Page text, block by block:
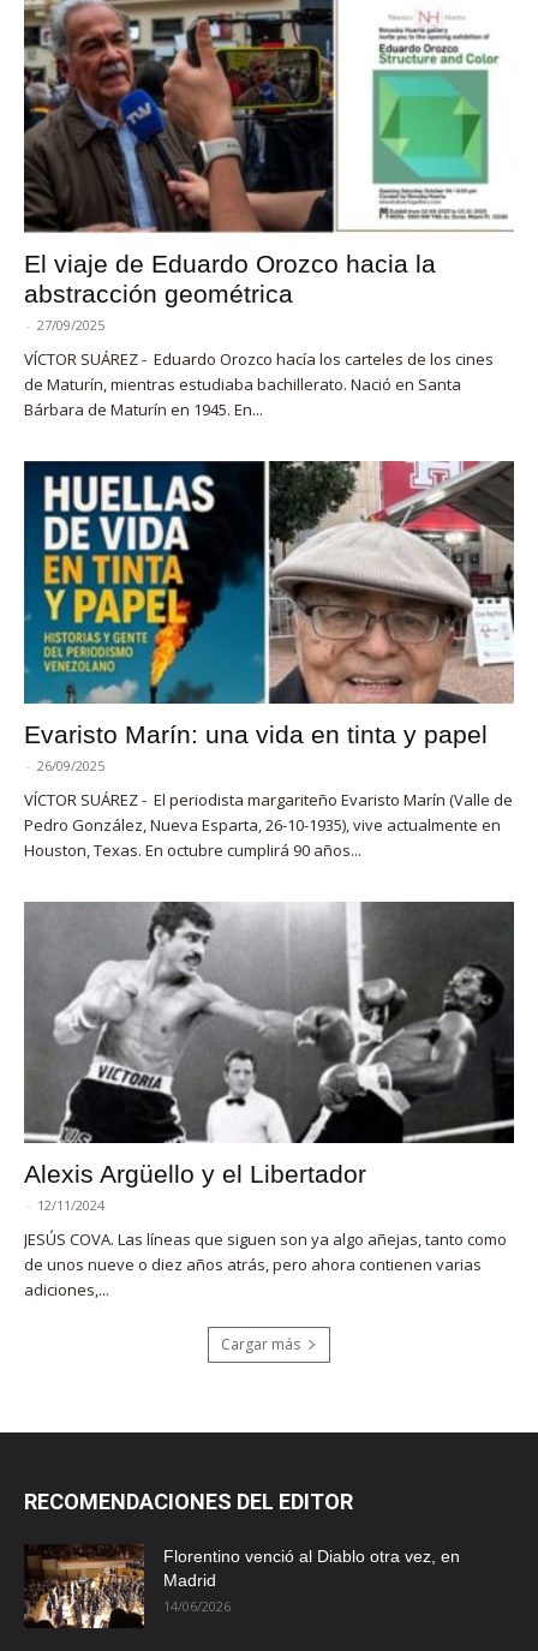
El viaje de Eduardo Orozco hacia la
abstracción geométrica
- 27/09/2025
VÍCTOR SUÁREZ - Eduardo Orozco hacía los carteles de los cines
de Maturín, mientras estudiaba bachillerato. Nació en Santa
Bárbara de Maturín en 1945. En...
Evaristo Marín: una vida en tinta y papel
- 26/09/2025
VÍCTOR SUÁREZ - El periodista margariteño Evaristo Marín (Valle de
Pedro González, Nueva Esparta, 26-10-1935), vive actualmente en
Houston, Texas. En octubre cumplirá 90 años...
Alexis Argüello y el Libertador
- 12/11/2024
JESÚS COVA. Las líneas que siguen son ya algo añejas, tanto como
de unos nueve o diez años atrás, pero ahora contienen varias
adiciones,...
Cargar más
RECOMENDACIONES DEL EDITOR
Florentino venció al Diablo otra vez, en
Madrid
14/06/2026